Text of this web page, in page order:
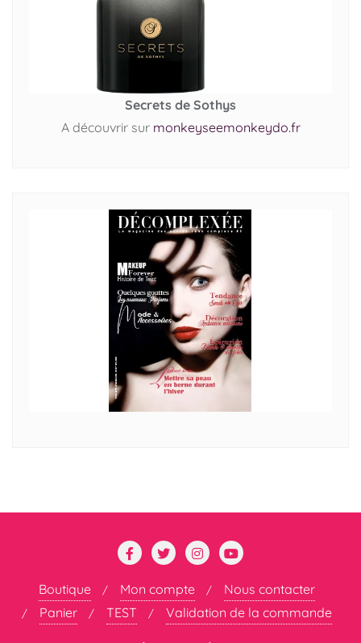
Secrets de Sothys
A découvrir sur monkeyseemonkeydo.fr
Boutique Mon compte
Nous contacter
Panier
TEST Validation de la commande